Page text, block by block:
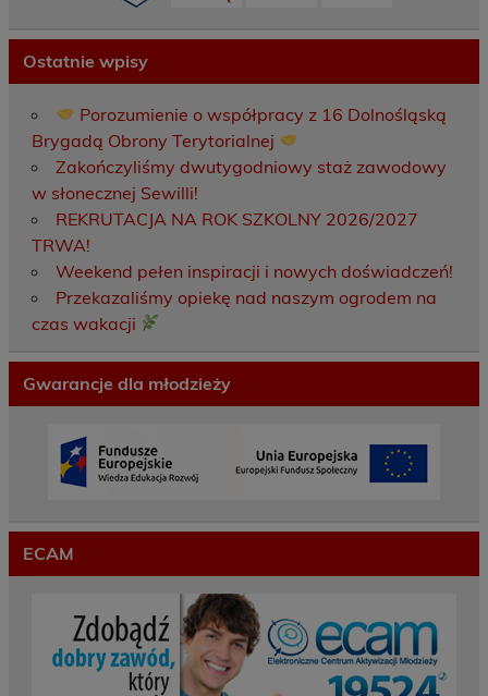
Ostatnie wpisy
Porozumienie o współpracy z 16 Dolnośląską
Brygadą Obrony Terytorialnej
Zakończyliśmy dwutygodniowy staż zawodowy
w słonecznej Sewilli!
REKRUTACJA NA ROK SZKOLNY 2026/2027
TRWA!
Weekend pełen inspiracji i nowych doświadczeń!
Przekazaliśmy opiekę nad naszym ogrodem na
czas wakacji
Gwarancje dla młodzieży
ECAM